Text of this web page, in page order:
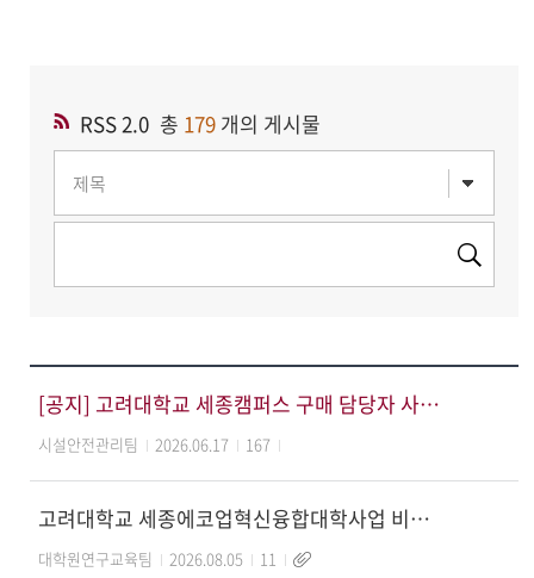
RSS 2.0 총 179 개의 게시물
[공지] 고려대학교 세종캠퍼스 구매 담당자 사칭 피싱(사기) 피해 주의 안내
시설안전관리팀 2026.06.17 167
고려대학교 세종에코업혁신융합대학사업 비전임교원(산학협력중점교수) 임용공고
대학원연구교육팀 2026.08.05 11